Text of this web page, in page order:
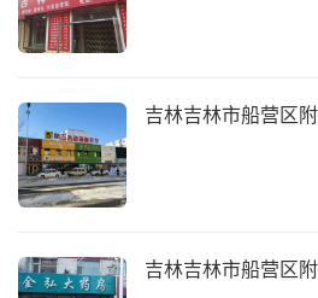
吉林吉林市船营区
吉林吉林市船营区